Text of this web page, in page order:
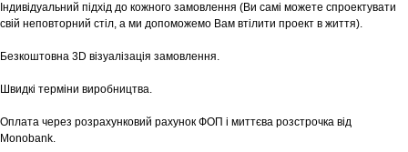
Індивідуальний підхід до кожного замовлення (Ви самі можете спроектувати
свій неповторний стіл, а ми допоможемо Вам втілити проект в життя).
Безкоштовна 3D візуалізація замовлення.
Швидкі терміни виробництва.
Оплата через розрахунковий рахунок ФОП і миттєва розстрочка від
Monobank.